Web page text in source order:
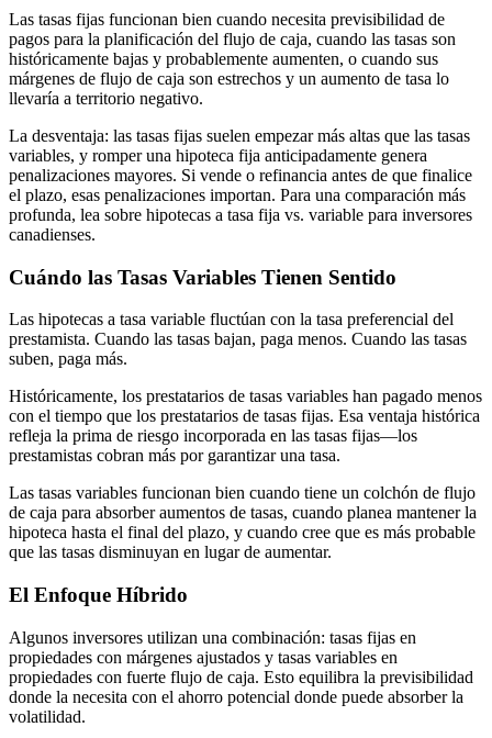
Las tasas fijas funcionan bien cuando necesita previsibilidad de
pagos para la planificación del flujo de caja, cuando las tasas son
históricamente bajas y probablemente aumenten, o cuando sus
márgenes de flujo de caja son estrechos y un aumento de tasa lo
llevaría a territorio negativo.
La desventaja: las tasas fijas suelen empezar más altas que las tasas
variables, y romper una hipoteca fija anticipadamente genera
penalizaciones mayores. Si vende o refinancia antes de que finalice
el plazo, esas penalizaciones importan. Para una comparación más
profunda, lea sobre hipotecas a tasa fija vs. variable para inversores
canadienses.
Cuándo las Tasas Variables Tienen Sentido
Las hipotecas a tasa variable fluctúan con la tasa preferencial del
prestamista. Cuando las tasas bajan, paga menos. Cuando las tasas
suben, paga más.
Históricamente, los prestatarios de tasas variables han pagado menos
con el tiempo que los prestatarios de tasas fijas. Esa ventaja histórica
refleja la prima de riesgo incorporada en las tasas fijas—los
prestamistas cobran más por garantizar una tasa.
Las tasas variables funcionan bien cuando tiene un colchón de flujo
de caja para absorber aumentos de tasas, cuando planea mantener la
hipoteca hasta el final del plazo, y cuando cree que es más probable
que las tasas disminuyan en lugar de aumentar.
El Enfoque Híbrido
Algunos inversores utilizan una combinación: tasas fijas en
propiedades con márgenes ajustados y tasas variables en
propiedades con fuerte flujo de caja. Esto equilibra la previsibilidad
donde la necesita con el ahorro potencial donde puede absorber la
volatilidad.